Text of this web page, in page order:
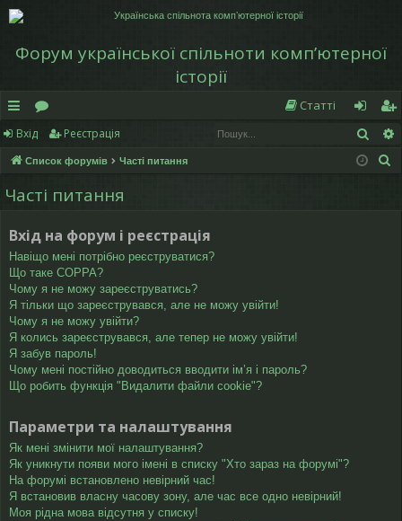
Форум української спільноти компʼютерної
історії
в
и
дк
й
д
ос
ту
п
о
ру
м
Статті
хі
д
еє
ст
Вхід Реєстрація
Список форумів Часті питання
Часті питання
Вхід на форум і реєстрація
Навіщо мені потрібно реєструватися?
Що таке COPPA?
Чому я не можу зареєструватись?
Я тільки що зареєструвався, але не можу увійти!
Чому я не можу увійти?
Я колись зареєструвався, але тепер не можу увійти!
Я забув пароль!
Чому мені постійно доводиться вводити ім’я і пароль?
Що робить функція "Видалити файли cookie"?
Параметри та налаштування
Як мені змінити мої налаштування?
Як уникнути появи мого імені в списку "Хто зараз на форумі"?
На форумі встановлено невірний час!
Я встановив власну часову зону, але час все одно невірний!
Моя рідна мова відсутня у списку!